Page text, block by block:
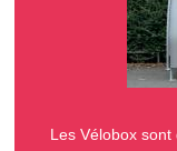
Les Vélobox